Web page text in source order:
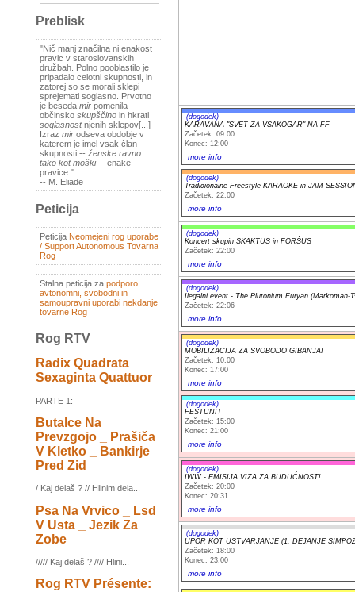
Preblisk
"Nič manj značilna ni enakost
pravic v staroslovanskih
družbah. Polno pooblastilo je
pripadalo celotni skupnosti, in
zatorej so se morali sklepi
sprejemati soglasno. Prvotno
je beseda mir pomenila
občinsko skupščino in hkrati
soglasnostnjenih sklepov[...]
Izraz mir odseva obdobje v
katerem je imel vsak član
skupnosti -- ženske ravno
tako kot moški-- enake
pravice."
-- M. Eliade
Peticija
Peticija Neomejeni rog uporabe
/ Support Autonomous Tovarna
Rog
Stalna peticija za podporo
avtonomni, svobodni in
samoupravni uporabi nekdanje
tovarne Rog
Rog RTV
Radix Quadrata
Sexaginta Quattuor
PARTE 1:
Butalce Na
Prevzgojo _ Prašiča
V Kletko _ Bankirje
Pred Zid
/ Kaj delaš ? // Hlinim dela...
Psa Na Vrvico _ Lsd
V Usta _ Jezik Za
Zobe
///// Kaj delaš ? //// Hlini...
Rog RTV Présente:
(dogodek)
KARAVANA "SVET ZA VSAKOGAR" NA FF
Začetek: 09:00
Konec: 12:00
more info
(dogodek)
Tradicionalne Freestyle KARAOKE in JAM
Začetek: 22:00
more info
(dogodek)
Koncert skupin SKAKTUS in FORŠUS
Začetek: 22:00
more info
(dogodek)
Ilegalni event - The Plutonium Furyan (Markoman-
Začetek: 22:06
more info
(dogodek)
MOBILIZACIJA ZA SVOBODO GIBANJA!
Začetek: 10:00
Konec: 17:00
more info
(dogodek)
FESTUNIT
Začetek: 15:00
Konec: 21:00
more info
(dogodek)
IWW - EMISIJA VIZA ZA BUDUĆNOST!
Začetek: 20:00
Konec: 20:31
more info
(dogodek)
UPOR KOT USTVARJANJE (1. DEJANJE
Začetek: 18:00
Konec: 23:00
more info